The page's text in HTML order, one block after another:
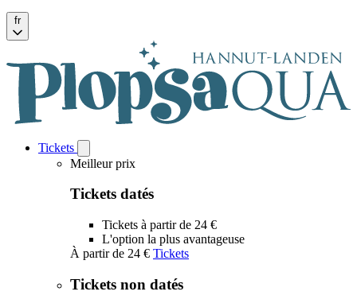
fr
Tickets
Tickets
submenu
Meilleur prix
Tickets datés
Tickets à partir de 24 €
L'option la plus avantageuse
À partir de 24 € Tickets
Tickets non datés